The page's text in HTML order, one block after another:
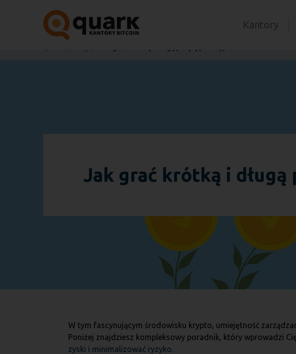
Kantory
Jak grać krótką i długą
W tym fascynującym środowisku krypto, umiejętność
Poniżej znajdziesz kompleksowy poradnik, który wprowadzi
zyski i minimalizować ryzyko.